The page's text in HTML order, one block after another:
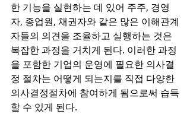
한 기능을 실현하는 데 있어 주주, 경영
자, 종업원, 채권자와 같은 많은 이해관계
자들의 의견을 조율하고 실행하는 것은
복잡한 과정을 거치게 된다. 이러한 과정
을 포함한 기업의 운영에 필요한 의사결
정 절차는 어떻게 되는지를 직접 다양한
의사결정절차에 참여하게 됨으로써 습득
할 수 있게 된다.